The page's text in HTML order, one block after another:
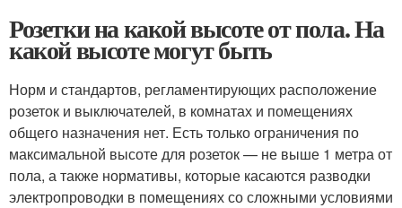
Розетки на какой высоте от пола. На
какой высоте могут быть
Норм и стандартов, регламентирующих расположение
розеток и выключателей, в комнатах и помещениях
общего назначения нет. Есть только ограничения по
максимальной высоте для розеток — не выше 1 метра от
пола, а также нормативы, которые касаются разводки
электропроводки в помещениях со сложными условиями